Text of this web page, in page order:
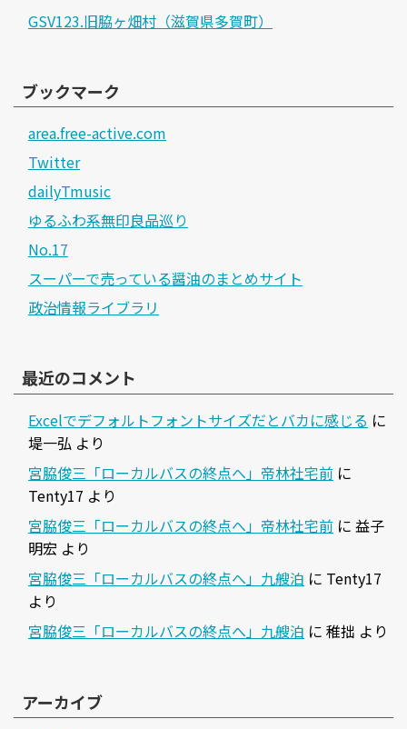
GSV123.旧脇ヶ畑村（滋賀県多賀町）
ブックマーク
area.free-active.com
Twitter
dailyTmusic
ゆるふわ系無印良品巡り
No.17
スーパーで売っている醤油のまとめサイト
政治情報ライブラリ
最近のコメント
Excelでデフォルトフォントサイズだとバカに感じる に
堤一弘 より
宮脇俊三「ローカルバスの終点へ」帝林社宅前 に
Tenty17 より
宮脇俊三「ローカルバスの終点へ」帝林社宅前 に 益子
明宏 より
宮脇俊三「ローカルバスの終点へ」九艘泊 に Tenty17
より
宮脇俊三「ローカルバスの終点へ」九艘泊 に 稚拙 より
アーカイブ